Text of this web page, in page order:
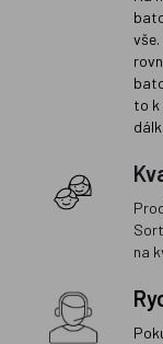
to k
na